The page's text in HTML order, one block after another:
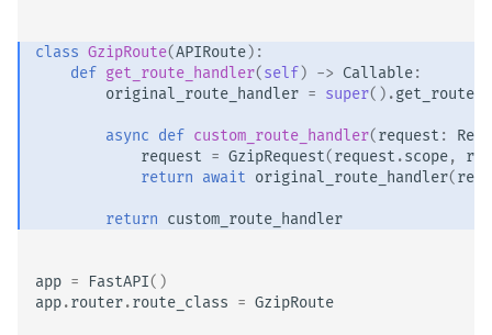
class GzipRoute(APIRoute):
def get_route_handler(self) -> Callable:
original_route_handler = super() .
async def custom_route_handler(request :
request = GzipRequest(request .scope,
return await original_route_handler(
return custom_route_handler
app = FastAPI()
app.router.route_class = GzipRoute